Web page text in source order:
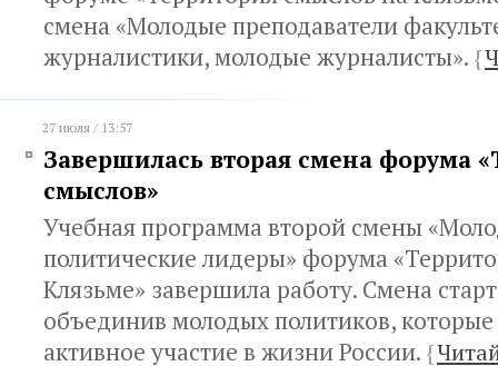
смена «Молодые преподаватели
журналистики, молодые журналисты». {
27 июля / 13:57
Завершилась вторая смена форума
смыслов»
Учебная программа второй смены
политические лидеры» форума
Клязьме» завершила работу. Смена
объединив молодых политиков,
активное участие в жизни России. {